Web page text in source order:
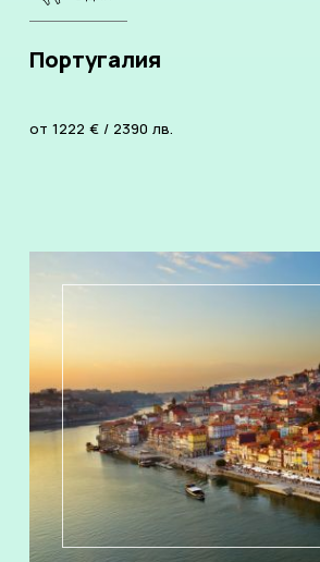
Португалия
от 1222 € / 2390 лв.